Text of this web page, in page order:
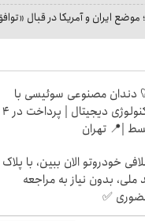
موضع ایران و آمریکا در قبال
دندان مصنوعی سوئیسی با
تکنولوژی دیجیتال | پرداخت در 4
|📍 تهران
خودروتو الان ببین، با
ملی، بدون نیاز به مراجعه
✅